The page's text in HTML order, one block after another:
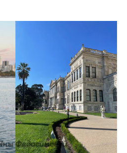
Федосимовой